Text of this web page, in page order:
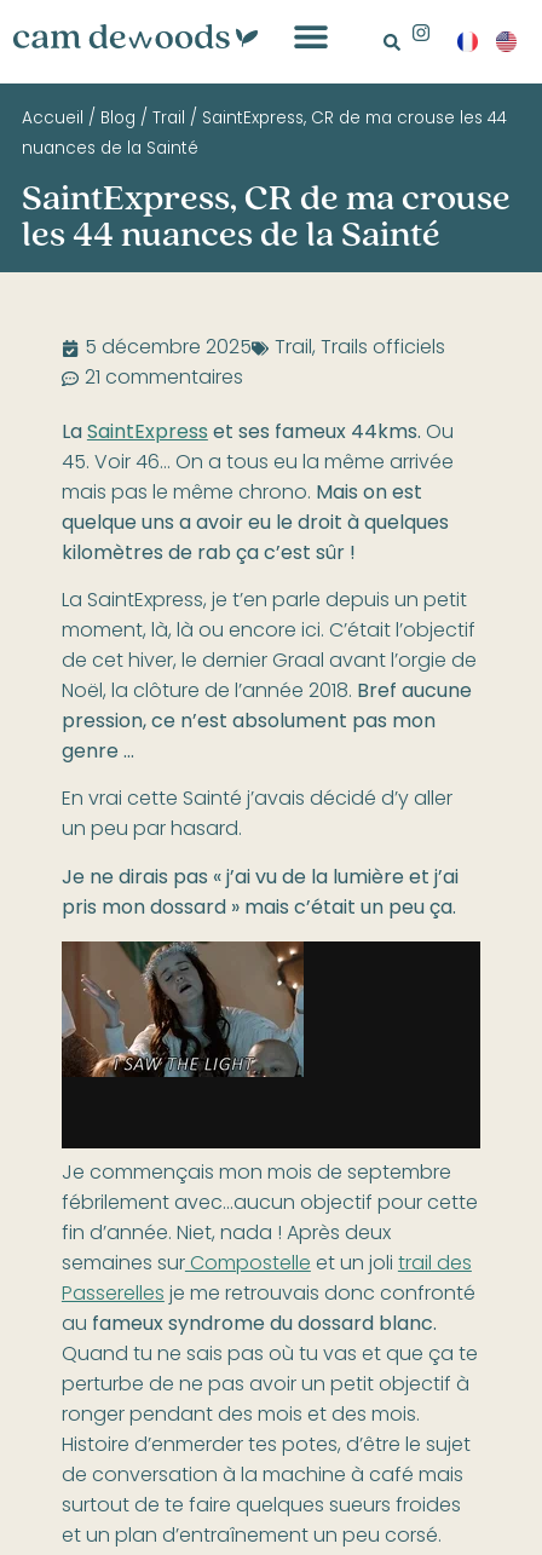
Accueil / Blog / Trail / SaintExpress, CR de ma crouse les 44
nuances de la Sainté
SaintExpress, CR de ma crouse
les 44 nuances de la Sainté
5 décembre 2025 Trail,Trails officiels
21 commentaires
LaSaintExpresset ses fameux 44kms.Ou
45. Voir 46… On a tous eu la même arrivée
mais pas le même chrono. Mais on est
quelque uns a avoir eu le droit à quelques
kilomètres de rab ça c’est sûr !
La SaintExpress, je t’en parle depuis un petit
moment, là, là ou encore ici. C’était l’objectif
de cet hiver, le dernier Graal avant l’orgie de
Noël, la clôture de l’année 2018. Bref aucune
pression, ce n’est absolument pas mon
genre …
En vrai cette Sainté j’avais décidé d’y aller
un peu par hasard.
Je ne dirais pas « j’ai vu de la lumière et j’ai
pris mon dossard » mais c’était un peu ça.
Je commençais mon mois de septembre
fébrilement avec…aucun objectif pour cette
fin d’année. Niet, nada ! Après deux
semaines surCompostelleet un jolitrail des
Passerellesje me retrouvais donc confronté
au fameux syndrome du dossard blanc.
Quand tu ne sais pas où tu vas et que ça te
perturbe de ne pas avoir un petit objectif à
ronger pendant des mois et des mois.
Histoire d’enmerder tes potes, d’être le sujet
de conversation à la machine à café mais
surtout de te faire quelques sueurs froides
et un plan d’entraînement un peu corsé.